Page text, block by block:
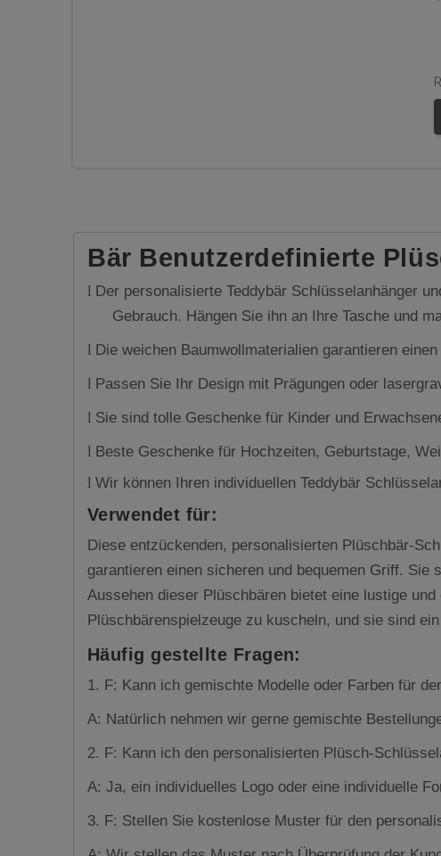
Bär Benutzerdefinierte
l Der personalisierte Teddybär Schlüsselanhänger
Gebrauch. Hängen Sie ihn an Ihre Tasche und
l Die weichen Baumwollmaterialien garantieren
l Passen Sie Ihr Design mit Prägungen oder
l Sie sind tolle Geschenke für Kinder und
l Beste Geschenke für Hochzeiten, Geburtstage,
l Wir können Ihren individuellen Teddybär
Verwendet für:
Diese entzückenden, personalisierten Plüschbär-
garantieren einen sicheren und bequemen Griff.
Aussehen dieser Plüschbären bietet eine lustige
Plüschbärenspielzeuge zu kuscheln, und sie sind
Häufig gestellte Fragen:
1. F: Kann ich gemischte Modelle oder Farben für
A: Natürlich nehmen wir gerne gemischte
2. F: Kann ich den personalisierten Plüsch-
A: Ja, ein individuelles Logo oder eine individuelle
3. F: Stellen Sie kostenlose Muster für den